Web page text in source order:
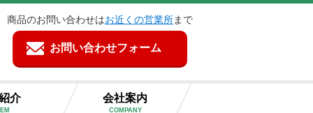
商品のお問い合わせはお近くの営業所まで
お問い合わせフォーム
介 会社案内
COMPANY